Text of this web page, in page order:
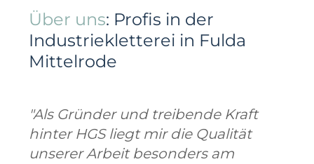
Über uns: Profis in der
Industriekletterei in Fulda
Mittelrode
"Als Gründer und treibende Kraft
hinter HGS liegt mir die Qualität
unserer Arbeit besonders am